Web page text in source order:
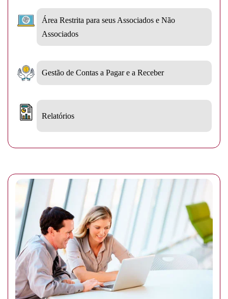
Área Restrita para seus Associados e Não
Associados
Gestão de Contas a Pagar e a Receber
Relatórios